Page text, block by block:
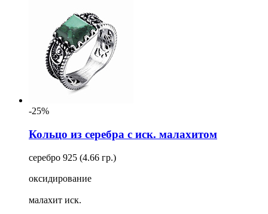
Тип замка
-25%
Кольцо из серебра с иск. малахитом
серебро 925 (4.66 гр.)
оксидирование
малахит иск.